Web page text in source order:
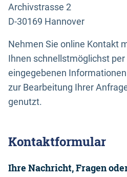
Archivstrasse 2
D-30169 Hannover
Nehmen Sie online Kontakt
Ihnen schnellstmöglichst
eingegebenen
zur Bearbeitung Ihrer
genutzt.
Kontaktformular
Ihre Nachricht, Fragen